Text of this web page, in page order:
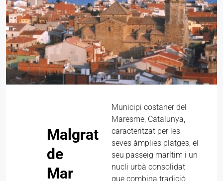
Malgrat
de
Mar
Municipi costaner del
Maresme, Catalunya,
caracteritzat per les
seves àmplies platges, el
seu passeig marítim i un
nucli urbà consolidat
que combina tradició